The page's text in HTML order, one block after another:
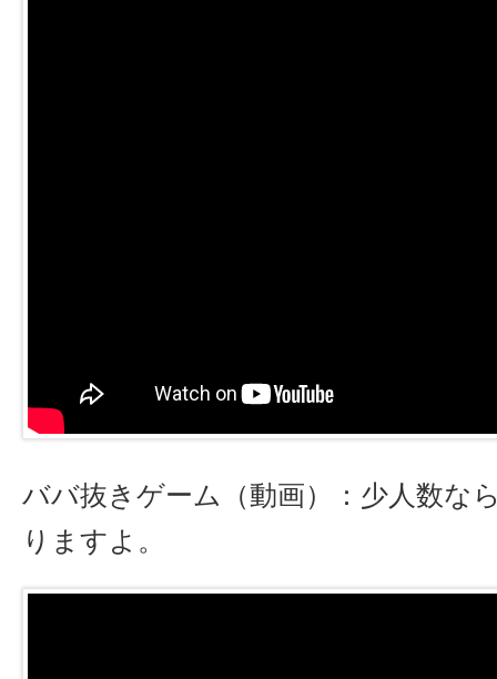
ババ抜きゲーム（動画）：少人数な
りますよ。